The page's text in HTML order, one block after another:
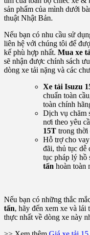
sản phẩm của mình dưới
thuật Nhật Bản.
Nếu bạn có nhu cầu sử
liên hệ với chúng tôi để
kế phù hợp nhất. Mua xe
sẽ nhận được chính sách
dòng xe tải nặng và các
Xe tải Isuzu
chuẩn toàn
toàn chính
Dịch vụ chăm
nơi theo yêu
15T trong thời
Hỗ trợ cho vay
đãi, thủ tục dễ
tục pháp lý hồ
tấn hoàn toàn
Nếu bạn có những thắc
tấn, hãy đến xem xe và lái
thực nhất về dòng xe này